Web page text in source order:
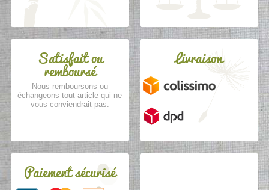
Satisfait ou
remboursé
Nous remboursons ou
échangeons tout article qui ne
vous conviendrait pas.
Livraison
Paiement sécurisé